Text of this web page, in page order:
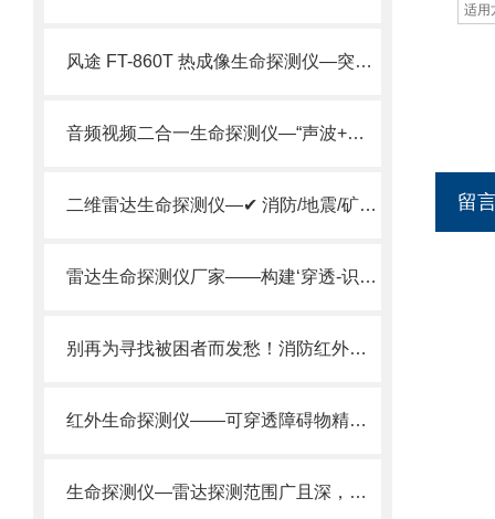
风途 FT-860T 热成像生命探测仪—突破环境限制，保障救援成效。
音频视频二合一生命探测仪—“声波+影像”双模探测、实时定位、高精度成像
二维雷达生命探测仪—✔ 消防/地震/矿山多场景适用，秒锁定生命信号。
雷达生命探测仪厂家——构建‘穿透-识别-定位’全链条生命探测体系。
别再为寻找被困者而发愁！消防红外热像仪-穿透障碍精准寻人
红外生命探测仪——可穿透障碍物精准捕捉人体红外辐射，快速定位生命迹象。
生命探测仪—雷达探测范围广且深，可快速筛查大面积废墟中的生命迹象。
适用
留